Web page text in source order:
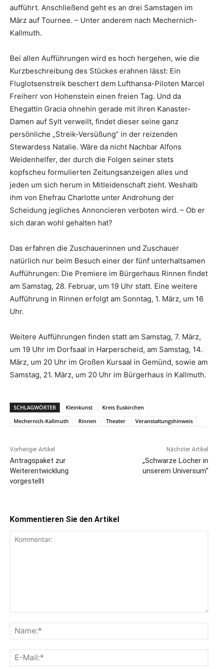
aufführt. Anschließend geht es an drei Samstagen im
März auf Tournee. – Unter anderem nach Mechernich-
Kallmuth.
Bei allen Aufführungen wird es hoch hergehen, wie die
Kurzbeschreibung des Stückes erahnen lässt: Ein
Fluglotsenstreik beschert dem Lufthansa-Piloten Marcel
Freiherr von Hohenstein einen freien Tag. Und da
Ehegattin Gracia ohnehin gerade mit ihren Kanaster-
Damen auf Sylt verweilt, findet dieser seine ganz
persönliche „Streik-Versüßung“ in der reizenden
Stewardess Natalie. Wäre da nicht Nachbar Alfons
Weidenhelfer, der durch die Folgen seiner stets
kopfscheu formulierten Zeitungsanzeigen alles und
jeden um sich herum in Mitleidenschaft zieht. Weshalb
ihm von Ehefrau Charlotte unter Androhung der
Scheidung jegliches Annoncieren verboten wird. – Ob er
sich daran wohl gehalten hat?
Das erfahren die Zuschauerinnen und Zuschauer
natürlich nur beim Besuch einer der fünf unterhaltsamen
Aufführungen: Die Premiere im Bürgerhaus Rinnen findet
am Samstag, 28. Februar, um 19 Uhr statt. Eine weitere
Aufführung in Rinnen erfolgt am Sonntag, 1. März, um 16
Uhr.
Weitere Aufführungen finden statt am Samstag, 7. März,
um 19 Uhr im Dorfsaal in Harperscheid, am Samstag, 14.
März, um 20 Uhr im Großen Kursaal in Gemünd, sowie am
Samstag, 21. März, um 20 Uhr im Bürgerhaus in Kallmuth.
SCHLAGWÖRTER Kleinkunst
Kreis Euskirchen
Mechernich-Kallmuth
Rinnen Theater Veranstaltungshinweis
Vorheriger Artikel
Antragspaket zur
Weiterentwicklung
vorgestellt
Nächster Artikel
„Schwarze Löcher in
unserem Universum“
Kommentieren Sie den Artikel